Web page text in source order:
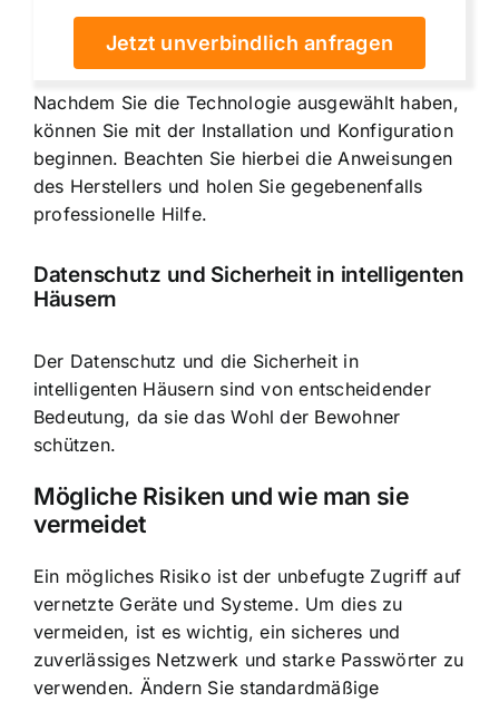
Jetzt unverbindlich anfragen
Nachdem Sie die Technologie ausgewählt haben,
können Sie mit der Installation und Konfiguration
beginnen. Beachten Sie hierbei die Anweisungen
des Herstellers und holen Sie gegebenenfalls
professionelle Hilfe.
Datenschutz und Sicherheit in intelligenten
Häusern
Der Datenschutz und die Sicherheit in
intelligenten Häusern sind von entscheidender
Bedeutung, da sie das Wohl der Bewohner
schützen.
Mögliche Risiken und wie man sie
vermeidet
Ein mögliches Risiko ist der unbefugte Zugriff auf
vernetzte Geräte und Systeme. Um dies zu
vermeiden, ist es wichtig, ein sicheres und
zuverlässiges Netzwerk und starke Passwörter zu
verwenden. Ändern Sie standardmäßige